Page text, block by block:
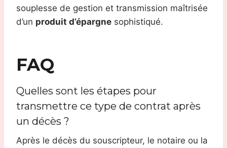
souplesse de gestion et transmission maîtrisée
d’un produit d’épargne sophistiqué.
FAQ
Quelles sont les étapes pour
transmettre ce type de contrat après
un décès ?
Après le décès du souscripteur, le notaire ou la